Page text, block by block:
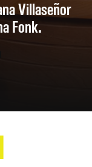
Villaseñor
Fonk.